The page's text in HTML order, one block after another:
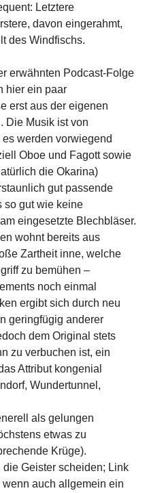
Letztere
davon eingerahmt,
des Windfischs.
erwähnten Podcast-Folge
hier ein paar
erst aus der eigenen
Die Musik ist von
werden vorwiegend
Oboe und Fagott sowie
die Okarina)
gut passende
so gut wie keine
eingesetzte Blechbläser.
wohnt bereits aus
Zartheit inne, welche
zu bemühen –
noch einmal
ergibt sich durch neu
geringfügig anderer
dem Original stets
zu verbuchen ist, ein
Attribut kongenial
Wundertunnel,
als gelungen
etwas zu
Krüge).
Geister scheiden; Link
auch allgemein ein